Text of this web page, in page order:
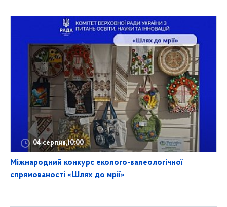
04 серпня,10:00
Міжнародний конкурс еколого-валеологічної
спрямованості «Шлях до мрії»